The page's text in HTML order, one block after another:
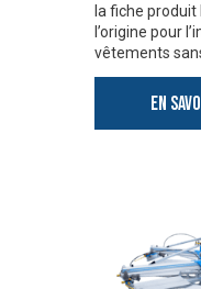
la fiche produit
l’origine pour
vêtements
EN